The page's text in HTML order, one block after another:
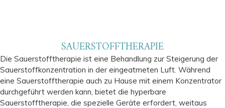
SAUERSTOFFTHERAPIE
Die Sauerstofftherapie ist eine Behandlung zur Steigerung der
Sauerstoffkonzentration in der eingeatmeten Luft. Während
eine Sauerstofftherapie auch zu Hause mit einem Konzentrator
durchgeführt werden kann, bietet die hyperbare
Sauerstofftherapie, die spezielle Geräte erfordert, weitaus